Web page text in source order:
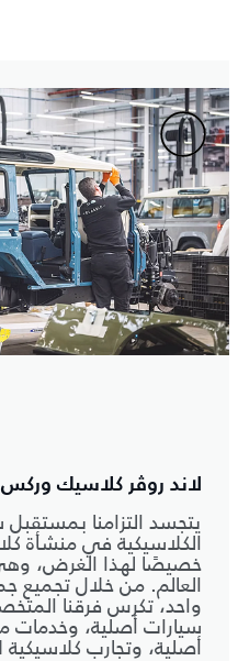
لاند روڤر كلاسيك وركس
يتجسد التزامنا بمستقبل
الكلاسيكية في منشأة
خصيصًا لهذا الغرض،
العالم. من خلال تجميع
واحد، تكرس فرقنا
سيارات أصلية، وخدمات
أصلية، وتجارب كلاسيكية